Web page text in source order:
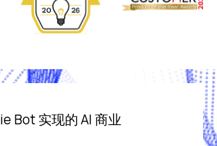
Bot 实现的 AI 商业